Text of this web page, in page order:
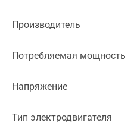
Производитель
Потребляемая мощность
Напряжение
Тип электродвигателя